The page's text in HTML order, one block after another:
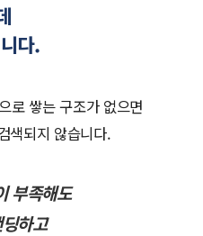
다.
로 쌓는 구조가 없으면
색되지 않습니다.
부족해도
하고